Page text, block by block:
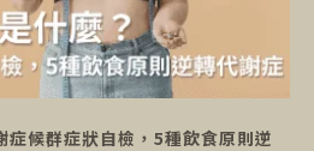
症候群症狀自檢，5種飲食原則逆